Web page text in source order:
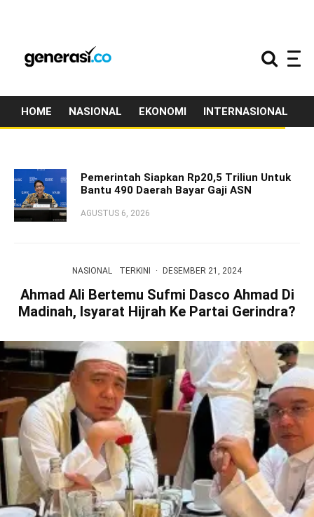
HOME NASIONAL EKONOMI INTERNASIONAL
Pemerintah Siapkan Rp20,5 Triliun Untuk
Bantu 490 Daerah Bayar Gaji ASN
AGUSTUS 6, 2026
NASIONAL TERKINI · DESEMBER 21, 2024
Ahmad Ali Bertemu Sufmi Dasco Ahmad Di
Madinah, Isyarat Hijrah Ke Partai Gerindra?